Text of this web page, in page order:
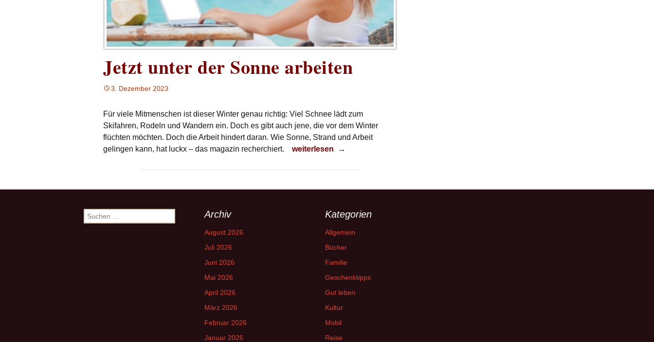
Jetzt unter der Sonne arbeiten
3. Dezember 2023
Für viele Mitmenschen ist dieser Winter genau richtig: Viel Schnee lädt zum
Skifahren, Rodeln und Wandern ein. Doch es gibt auch jene, die vor dem Winter
flüchten möchten. Doch die Arbeit hindert daran. Wie Sonne, Strand und Arbeit
gelingen kann, hat luckx – das magazin recherchiert.
Jetzt unter der Sonne arbeiten
weiterlesen →
Suchen
nach:
Archiv
August 2026
Juli 2026
Juni 2026
Mai 2026
April 2026
März 2026
Februar 2026
Januar 2026
Kategorien
Allgemein
Bücher
Familie
Geschenktipps
Gut leben
Kultur
Mobil
Reise